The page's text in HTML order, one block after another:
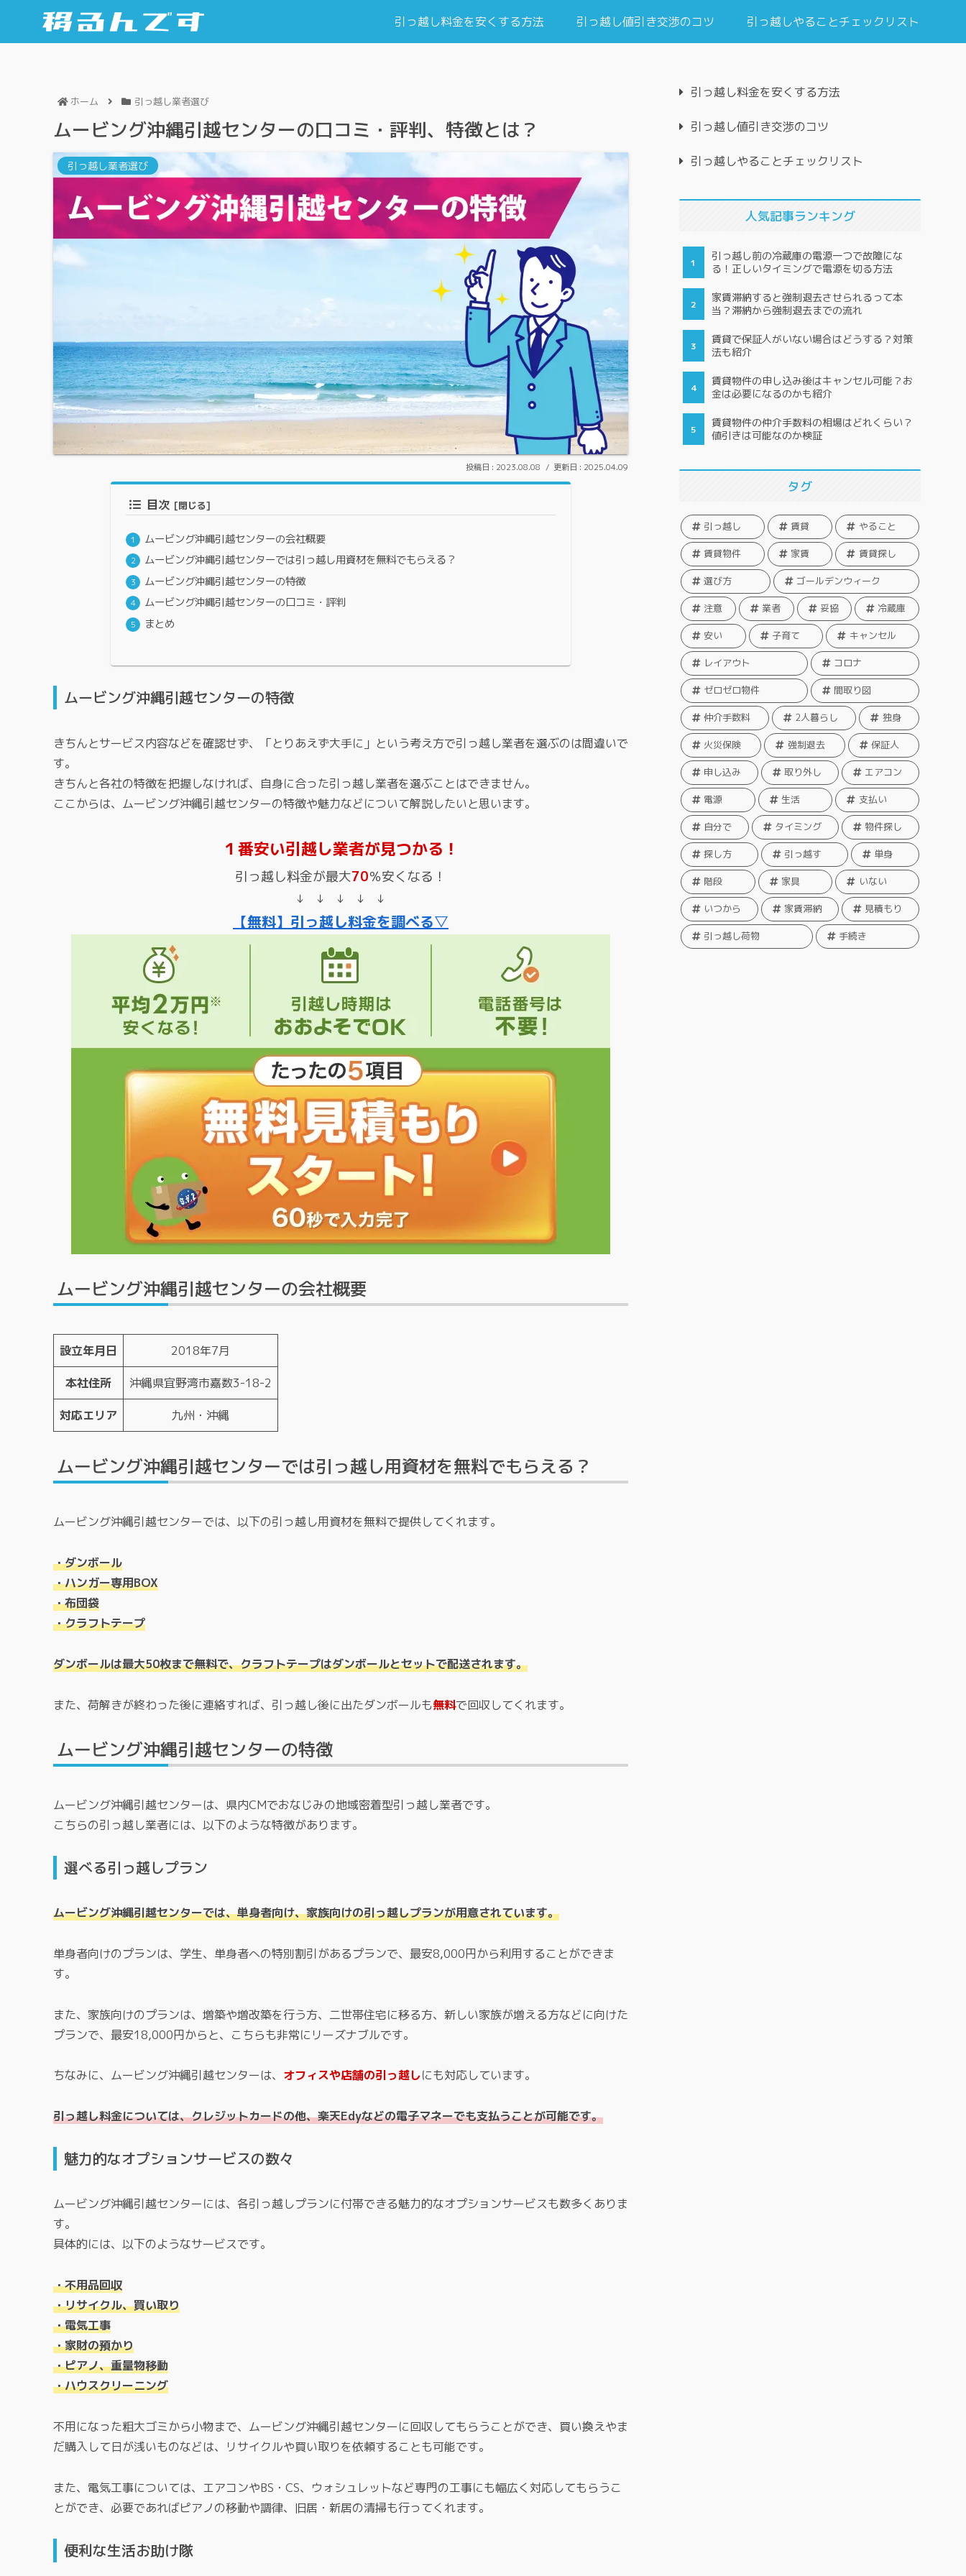
引っ越し料金を安くする方法 引っ越し値引き交渉のコツ 引っ越しやることチェックリスト
ホーム 引っ越し業者選び
ムービング沖縄引越センターの口コミ・評判、特徴とは？
引っ越し業者選び
2023.08.08 2025.04.09
目次
ムービング沖縄引越センターの会社概要
ムービング沖縄引越センターでは引っ越し用資材を無料でもらえる？
ムービング沖縄引越センターの特徴
ムービング沖縄引越センターの口コミ・評判
まとめ
ムービング沖縄引越センターの特徴
きちんとサービス内容などを確認せず、「とりあえず大手に」という考え方で引っ越し業者を選ぶのは間違いで
す。
きちんと各社の特徴を把握しなければ、自身に合った引っ越し業者を選ぶことはできません。
ここからは、ムービング沖縄引越センターの特徴や魅力などについて解説したいと思います。
１番安い引越し業者が見つかる！
引っ越し料金が最大70％安くなる！
↓ ↓ ↓ ↓ ↓
【無料】引っ越し料金を調べる▽
ムービング沖縄引越センターの会社概要
設立年月日 2018年7月
本社住所 沖縄県宜野湾市嘉数3-18-2
対応エリア 九州・沖縄
ムービング沖縄引越センターでは引っ越し用資材を無料でもらえる？
ムービング沖縄引越センターでは、以下の引っ越し用資材を無料で提供してくれます。
・ダンボール
・ハンガー専用BOX
・布団袋
・クラフトテープ
ダンボールは最大50枚まで無料で、クラフトテープはダンボールとセットで配送されます。
また、荷解きが終わった後に連絡すれば、引っ越し後に出たダンボールも無料で回収してくれます。
ムービング沖縄引越センターの特徴
ムービング沖縄引越センターは、県内CMでおなじみの地域密着型引っ越し業者です。
こちらの引っ越し業者には、以下のような特徴があります。
選べる引っ越しプラン
ムービング沖縄引越センターでは、単身者向け、家族向けの引っ越しプランが用意されています。
単身者向けのプランは、学生、単身者への特別割引があるプランで、最安8,000円から利用することができま
す。
また、家族向けのプランは、増築や増改築を行う方、二世帯住宅に移る方、新しい家族が増える方などに向けた
プランで、最安18,000円からと、こちらも非常にリーズナブルです。
ちなみに、ムービング沖縄引越センターは、 オフィスや店舗の引っ越しにも対応しています。
引っ越し料金については、クレジットカードの他、楽天Edyなどの電子マネーでも支払うことが可能です。
魅力的なオプションサービスの数々
ムービング沖縄引越センターには、各引っ越しプランに付帯できる魅力的なオプションサービスも数多くありま
す。
具体的には、以下のようなサービスです。
・不用品回収
・リサイクル、買い取り
・電気工事
・家財の預かり
・ピアノ、重量物移動
・ハウスクリーニング
不用になった粗大ゴミから小物まで、ムービング沖縄引越センターに回収してもらうことができ、買い換えやま
だ購入して日が浅いものなどは、リサイクルや買い取りを依頼することも可能です。
また、電気工事については、エアコンやBS・CS、ウォシュレットなど専門の工事にも幅広く対応してもらうこ
とができ、必要であればピアノの移動や調律、旧居・新居の清掃も行ってくれます。
便利な生活お助け隊
引っ越し料金を安くする方法
引っ越し値引き交渉のコツ
引っ越しやることチェックリスト
人気記事ランキング
引っ越し前の冷蔵庫の電源一つで故障にな
る！正しいタイミングで電源を切る方法
家賃滞納すると強制退去させられるって本
当？滞納から強制退去までの流れ
賃貸で保証人がいない場合はどうする？対策
法も紹介
賃貸物件の申し込み後はキャンセル可能？お
金は必要になるのかも紹介
賃貸物件の仲介手数料の相場はどれくらい？
値引きは可能なのか検証
タグ
引っ越し 賃貸 やること
賃貸物件 家賃 賃貸探し
選び方 ゴールデンウィーク
注意 業者 妥協 冷蔵庫
安い 子育て キャンセル
レイアウト コロナ
ゼロゼロ物件 間取り図
仲介手数料 2人暮らし 独身
火災保険 強制退去 保証人
申し込み 取り外し エアコン
電源 生活 支払い
自分で タイミング 物件探し
探し方 引っ越す 単身
階段 家具 いない
いつから 家賃滞納 見積もり
引っ越し荷物 手続き